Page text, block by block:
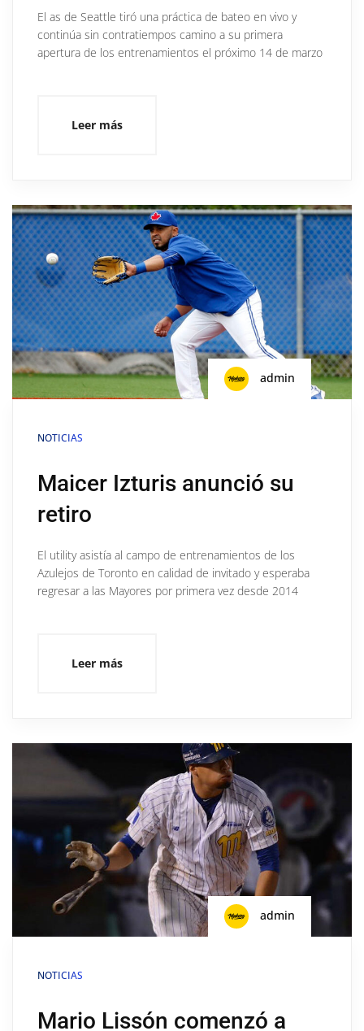
El as de Seattle tiró una práctica de bateo en vivo y
continúa sin contratiempos camino a su primera
apertura de los entrenamientos el próximo 14 de marzo
Leer más
admin
NOTICIAS
Maicer Izturis anunció su
retiro
El utility asistía al campo de entrenamientos de los
Azulejos de Toronto en calidad de invitado y esperaba
regresar a las Mayores por primera vez desde 2014
Leer más
admin
NOTICIAS
Mario Lissón comenzó a